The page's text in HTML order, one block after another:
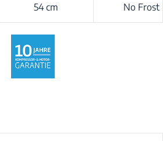
54 cm No Frost